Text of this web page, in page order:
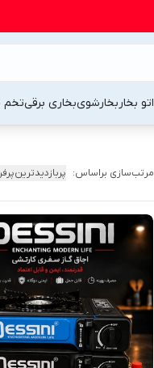
اتو بخاربخارشویبخاری برقیتخم
مرتب‌سازی براساس: پربازدیدترین